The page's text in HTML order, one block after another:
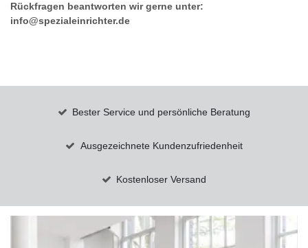
Rückfragen beantworten wir gerne unter:
info@spezialeinrichter.de
Bester Service und persönliche Beratung
Ausgezeichnete Kundenzufriedenheit
Kostenloser Versand